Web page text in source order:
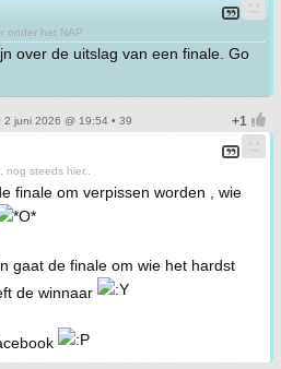
onder het NAP
over de uitslag van een finale. Go
2 juni 2026 @ 19:54 • 39
nog steeds hier..
finale om verpissen worden , wie
gaat de finale om wie het hardst
de winnaar